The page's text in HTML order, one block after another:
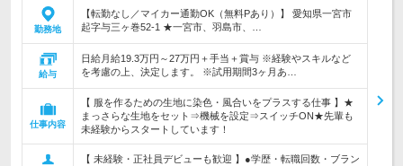
勤務地
【転勤なし／マイカー通勤OK（無料Pあり）】 愛知県一宮市
起字与三ヶ巻52-1 ★一宮市、羽島市、…
給与
日給月給19.3万円～27万円＋手当＋賞与 ※経験やスキルなど
を考慮の上、決定します。 ※試用期間3ヶ月あ…
仕事内容
【 服を作るための生地に染色・風合いをプラスする仕事 】★
まっさらな生地をセット⇒機械を設定⇒スイッチON★先輩も
未経験からスタートしています！
【 未経験・正社員デビューも歓迎 】●学歴・転職回数・ブラン